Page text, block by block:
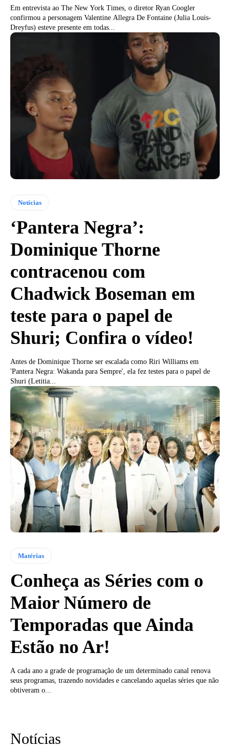
Em entrevista ao The New York Times, o diretor Ryan Coogler
confirmou a personagem Valentine Allegra De Fontaine (Julia Louis-
Dreyfus) esteve presente em todas...
Notícias
‘Pantera Negra’:
Dominique Thorne
contracenou com
Chadwick Boseman em
teste para o papel de
Shuri; Confira o vídeo!
Antes de Dominique Thorne ser escalada como Riri Williams em
'Pantera Negra: Wakanda para Sempre', ela fez testes para o papel de
Shuri (Letitia...
Matérias
Conheça as Séries com o
Maior Número de
Temporadas que Ainda
Estão no Ar!
A cada ano a grade de programação de um determinado canal renova
seus programas, trazendo novidades e cancelando aquelas séries que não
obtiveram o...
Notícias